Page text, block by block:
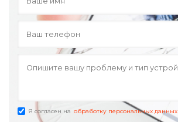
Я согласен на обработку персональных данных